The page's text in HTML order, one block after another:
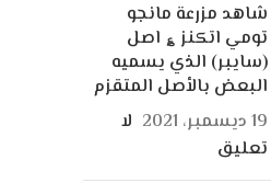
شاهد مزرعة مانجو
تومي اتكنز ؏ اصل
(سايبر) الذي يسميه
البعض بالأصل المتقزم
19 ديسمبر، 2021
لا
تعليق